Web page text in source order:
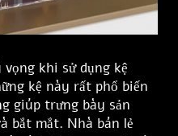
khi sử dụng kệ
kệ này rất phổ biến
giúp trưng bày sản
bắt mắt. Nhà bán lẻ